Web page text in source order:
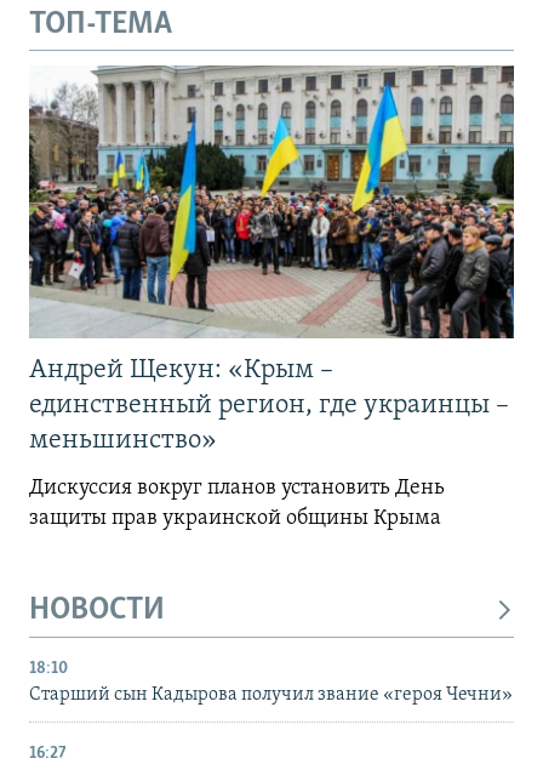
ТОП-ТЕМА
Андрей Щекун: «Крым –
единственный регион, где украинцы –
меньшинство»
Дискуссия вокруг планов установить День
защиты прав украинской общины Крыма
НОВОСТИ
18:10
Старший сын Кадырова получил звание «героя Чечни»
16:27